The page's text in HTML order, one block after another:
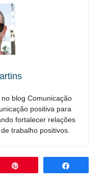
blog Comunicação
positiva para
fortalecer relações
trabalho positivos.